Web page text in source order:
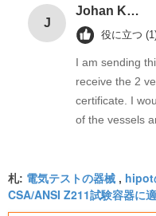
J
Johan KAES
役に立つ
I am sending
receive the 2
certificate. I
of the vessels
札: 電気テストの器械 , hipot
CSA/ANSI Z211試験容器に